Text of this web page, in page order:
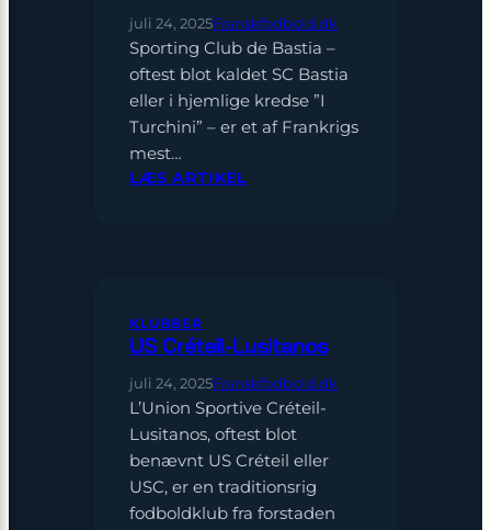
juli 24, 2025Franskfodbold.dk
Sporting Club de Bastia –
oftest blot kaldet SC Bastia
eller i hjemlige kredse ”I
Turchini” – er et af Frankrigs
mest…
LÆS ARTIKEL
KLUBBER
US Créteil-Lusitanos
juli 24, 2025Franskfodbold.dk
L’Union Sportive Créteil-
Lusitanos, oftest blot
benævnt US Créteil eller
USC, er en traditionsrig
fodboldklub fra forstaden